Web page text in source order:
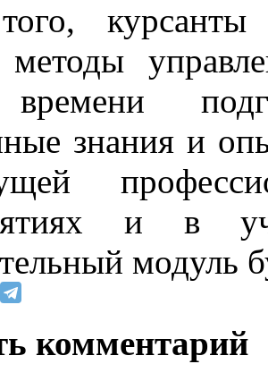
курсанты
методы
знания и
и в
модуль
комментарий